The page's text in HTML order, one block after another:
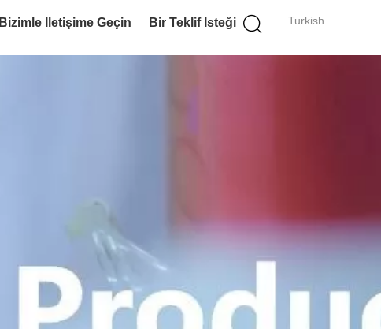
Turkish
Bizimle Iletişime Geçin Bir Teklif Isteği